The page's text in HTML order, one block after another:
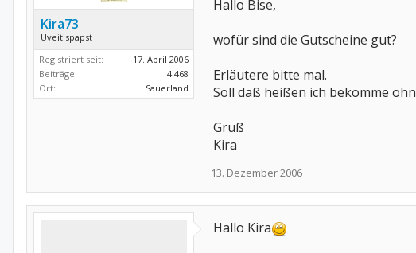
Kira73
Uveitispapst
Registriert seit:
17. April 2006
Beiträge:
4.468
Ort:
Sauerland
Hallo Bise,
wofür sind die Gutscheine gut?
Erläutere bitte mal.
Soll daß heißen ich bekomme
Gruß
Kira
13. Dezember 2006
Hallo Kira